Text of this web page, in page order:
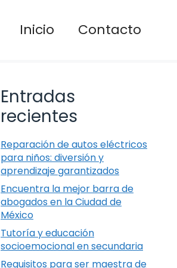
Inicio Contacto
Entradas
recientes
Reparación de autos eléctricos
para niños: diversión y
aprendizaje garantizados
Encuentra la mejor barra de
abogados en la Ciudad de
México
Tutoría y educación
socioemocional en secundaria
Requisitos para ser maestra de